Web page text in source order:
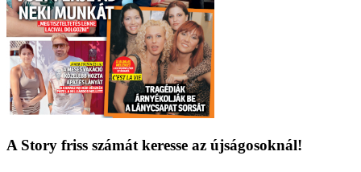
A Story friss számát keresse az újságosoknál!